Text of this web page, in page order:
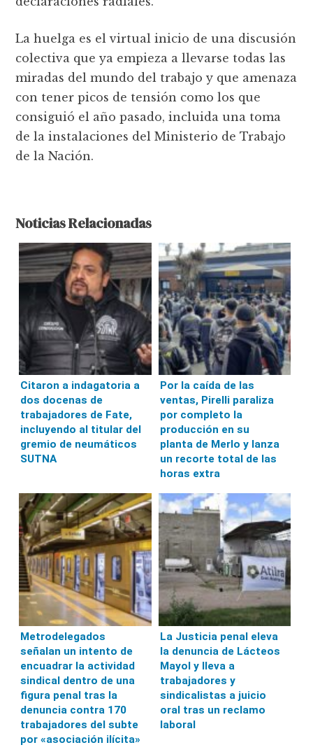
La huelga es el virtual inicio de una discusión
colectiva que ya empieza a llevarse todas las
miradas del mundo del trabajo y que amenaza
con tener picos de tensión como los que
consiguió el año pasado, incluida una toma
de la instalaciones del Ministerio de Trabajo
de la Nación.
Noticias Relacionadas
Citaron a indagatoria a
dos docenas de
trabajadores de Fate,
incluyendo al titular del
gremio de neumáticos
SUTNA
Por la caída de las
ventas, Pirelli paraliza
por completo la
producción en su
planta de Merlo y lanza
un recorte total de las
horas extra
Metrodelegados
señalan un intento de
encuadrar la actividad
sindical dentro de una
figura penal tras la
denuncia contra 170
trabajadores del subte
por «asociación ilícita»
La Justicia penal eleva
la denuncia de Lácteos
Mayol y lleva a
trabajadores y
sindicalistas a juicio
oral tras un reclamo
laboral